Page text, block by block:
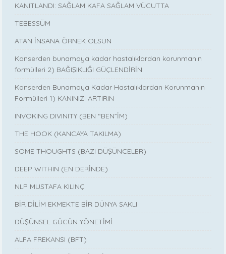
KANITLANDI: SAĞLAM KAFA SAĞLAM VÜCUTTA
TEBESSÜM
ATAN İNSANA ÖRNEK OLSUN
Kanserden bunamaya kadar hastalıklardan korunmanın
formülleri 2) BAĞIŞIKLIĞI GÜÇLENDİRİN
Kanserden Bunamaya Kadar Hastalıklardan Korunmanın
Formülleri 1) KANINIZI ARTIRIN
INVOKING DIVINITY (BEN “BEN”İM)
THE HOOK (KANCAYA TAKILMA)
SOME THOUGHTS (BAZI DÜŞÜNCELER)
DEEP WITHIN (EN DERİNDE)
NLP MUSTAFA KILINÇ
BİR DİLİM EKMEKTE BİR DÜNYA SAKLI
DÜŞÜNSEL GÜCÜN YÖNETİMİ
ALFA FREKANSI (BFT)